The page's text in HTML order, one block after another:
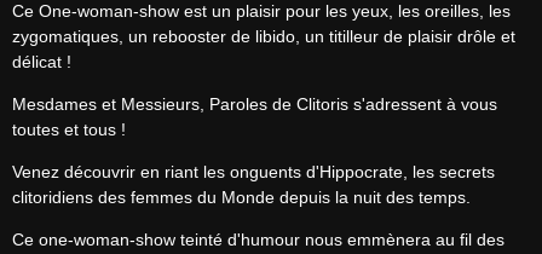
Ce One-woman-show est un plaisir pour les yeux, les oreilles, les
zygomatiques, un rebooster de libido, un titilleur de plaisir drôle et
délicat !
Mesdames et Messieurs, Paroles de Clitoris s'adressent à vous
toutes et tous !
Venez découvrir en riant les onguents d'Hippocrate, les secrets
clitoridiens des femmes du Monde depuis la nuit des temps.
Ce one-woman-show teinté d'humour nous emmènera au fil des